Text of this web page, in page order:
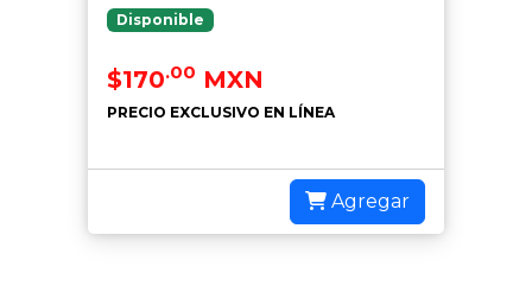
Disponible
$170.00 MXN
PRECIO EXCLUSIVO EN LÍNEA
Agregar